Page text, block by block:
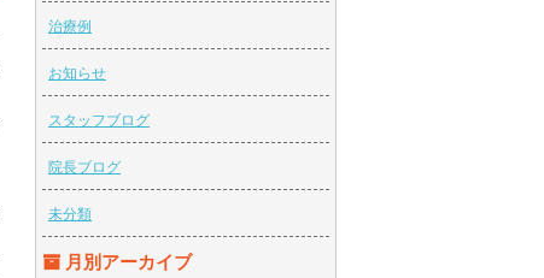
治療例
お知らせ
スタッフブログ
院長ブログ
未分類
月別アーカイブ